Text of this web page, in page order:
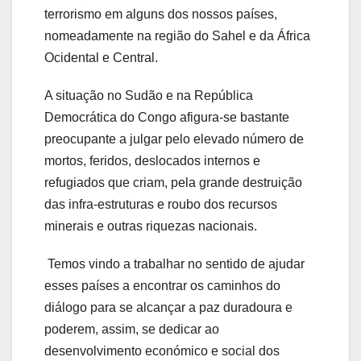
terrorismo em alguns dos nossos países,
nomeadamente na região do Sahel e da África
Ocidental e Central.
A situação no Sudão e na República
Democrática do Congo afigura-se bastante
preocupante a julgar pelo elevado número de
mortos, feridos, deslocados internos e
refugiados que criam, pela grande destruição
das infra-estruturas e roubo dos recursos
minerais e outras riquezas nacionais.
Temos vindo a trabalhar no sentido de ajudar
esses países a encontrar os caminhos do
diálogo para se alcançar a paz duradoura e
poderem, assim, se dedicar ao
desenvolvimento económico e social dos